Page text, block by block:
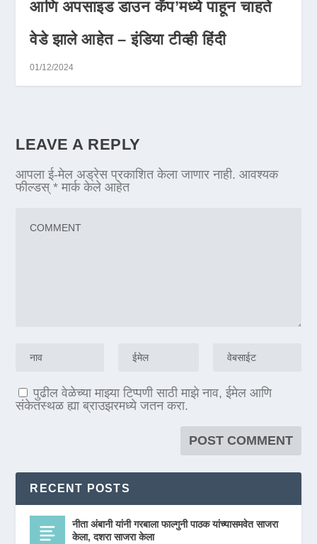
आणि अपसाइड डाउन कॅप’मध्ये पाहून चाहते
वेडे झाले आहेत – इंडिया टीव्ही हिंदी
01/12/2024
LEAVE A REPLY
आपला ई-मेल अड्रेस प्रकाशित केला जाणार नाही. आवश्यक
फील्डस्* मार्क केले आहेत
पुढील वेळेच्या माझ्या टिप्पणी साठी माझे नाव, ईमेल आणि
संकेतस्थळ ह्या ब्राउझरमध्ये जतन करा.
RECENT POSTS
नीता अंबानी यांनी गरबाला फाल्गुनी पाठक यांच्यासमवेत साजरा
केला, दशरा साजरा केला